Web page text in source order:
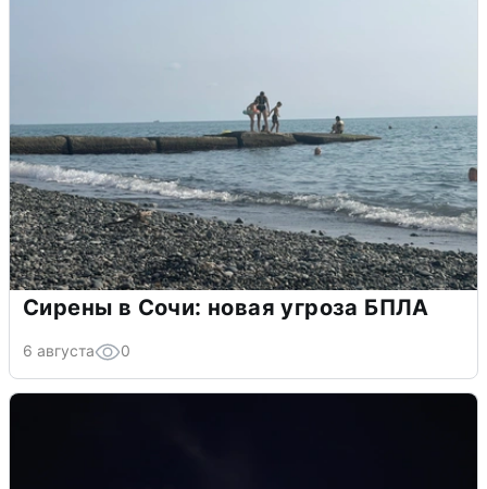
Сирены в Сочи: новая угроза БПЛА
6 августа 0